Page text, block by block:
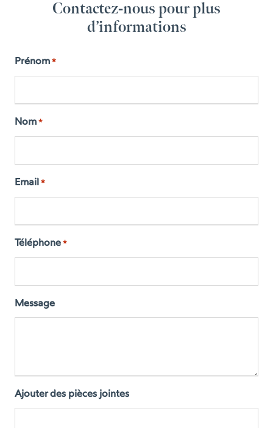
Contactez-nous pour plus
d’informations
Prénom *
Nom *
Email *
Téléphone *
Message
Ajouter des pièces jointes